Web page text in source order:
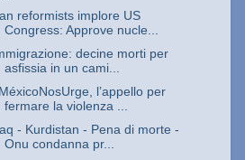
reformists implore US
Congress: Approve nucle...
decine morti per
asfissia in un cami...
l’appello per
fermare la violenza ...
- Kurdistan - Pena di morte -
Onu condanna pr...